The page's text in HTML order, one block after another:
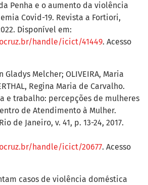
Penha e o aumento da violência
Covid-19. Revista a Fortiori,
Disponível em:
handle/icict/41449. Acesso
Gladys Melcher; OLIVEIRA, Maria
Regina Maria de Carvalho.
e trabalho: percepções de mulheres
de Atendimento à Mulher.
de Janeiro, v. 41, p. 13-24, 2017.
handle/icict/20677. Acesso
casos de violência doméstica